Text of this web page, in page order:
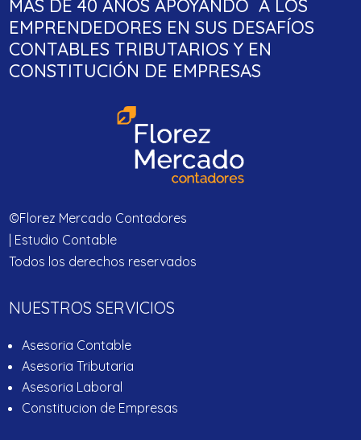
MAS DE 40 AÑOS APOYANDO A LOS
EMPRENDEDORES EN SUS DESAFÍOS
CONTABLES TRIBUTARIOS Y EN
CONSTITUCIÓN DE EMPRESAS
©Florez Mercado Contadores
| Estudio Contable
Todos los derechos reservados
NUESTROS SERVICIOS
Asesoria Contable
Asesoria Tributaria
Asesoria Laboral
Constitucion de Empresas